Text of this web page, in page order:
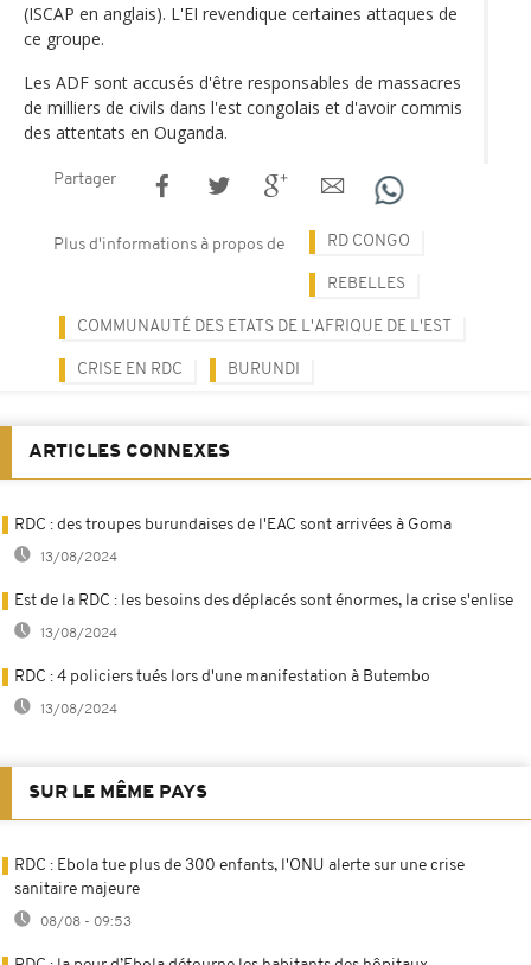
(ISCAP en anglais). L'EI revendique certaines attaques de
ce groupe.
Les ADF sont accusés d'être responsables de massacres
de milliers de civils dans l'est congolais et d'avoir commis
des attentats en Ouganda.
Partager
Plus d'informations à propos de RD CONGO
REBELLES
COMMUNAUTÉ DES ETATS DE L'AFRIQUE DE L'EST
CRISE EN RDC BURUNDI
ARTICLES CONNEXES
RDC : des troupes burundaises de l'EAC sont arrivées à Goma
13/08/2024
Est de la RDC : les besoins des déplacés sont énormes, la crise s'enlise
13/08/2024
RDC : 4 policiers tués lors d'une manifestation à Butembo
13/08/2024
SUR LE MÊME PAYS
RDC : Ebola tue plus de 300 enfants, l'ONU alerte sur une crise
sanitaire majeure
08/08 - 09:53